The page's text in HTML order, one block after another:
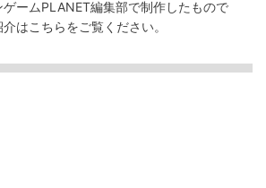
ゲームPLANET編集部で制作したもので
介はこちらをご覧ください。